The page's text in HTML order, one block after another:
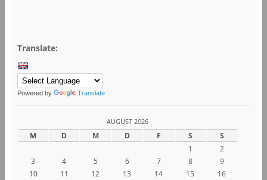
Translate:
Powered by Translate
AUGUST 2026
M D M D F S S
1
2
3
4 5 6 7 8
9
10
11 12 13 14 15
16